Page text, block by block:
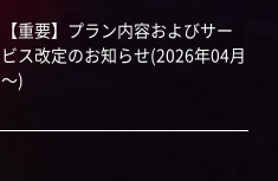
【重要】プラン内容およびサー
ビス改定のお知らせ(2026年04月
～)